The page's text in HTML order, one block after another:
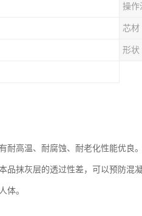
操作
芯材
形状
耐高温、耐腐蚀、耐老化性能优良
品抹灰层的透过性差，可以预防混
体。